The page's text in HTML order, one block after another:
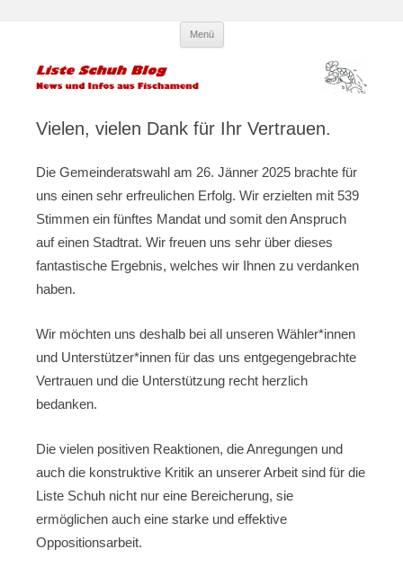
Liste Schuh Blog – KPÖ
Fischamend – Kommunisten und
Parteilose
Infos und News aus Fischamend
Menü
Vielen, vielen Dank für Ihr Vertrauen.
Die Gemeinderatswahl am 26. Jänner 2025 brachte für
uns einen sehr erfreulichen Erfolg. Wir erzielten mit 539
Stimmen ein fünftes Mandat und somit den Anspruch
auf einen Stadtrat. Wir freuen uns sehr über dieses
fantastische Ergebnis, welches wir Ihnen zu verdanken
haben.
Wir möchten uns deshalb bei all unseren Wähler*innen
und Unterstützer*innen für das uns entgegengebrachte
Vertrauen und die Unterstützung recht herzlich
bedanken.
Die vielen positiven Reaktionen, die Anregungen und
auch die konstruktive Kritik an unserer Arbeit sind für die
Liste Schuh nicht nur eine Bereicherung, sie
ermöglichen auch eine starke und effektive
Oppositionsarbeit.